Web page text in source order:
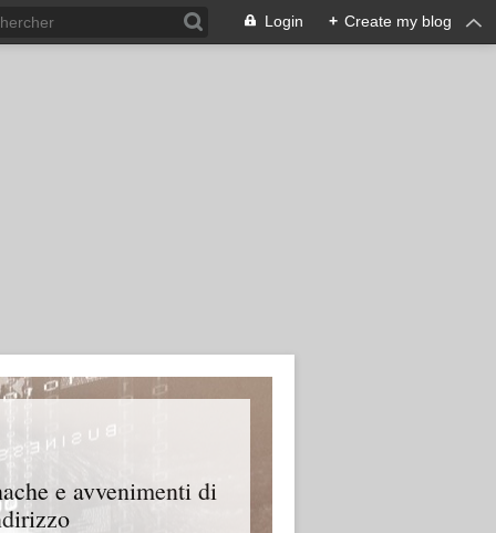
Login + Create my blog
e avvenimenti di